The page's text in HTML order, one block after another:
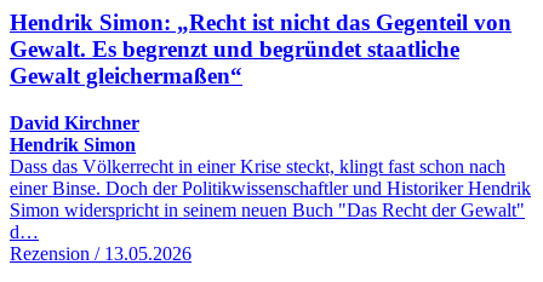
Hendrik Simon: „Recht ist nicht das Gegenteil von
Gewalt. Es begrenzt und begründet staatliche
Gewalt gleichermaßen“
David Kirchner
Hendrik Simon
Dass das Völkerrecht in einer Krise steckt, klingt fast schon nach
einer Binse. Doch der Politikwissenschaftler und Historiker Hendrik
Simon widerspricht in seinem neuen Buch "Das Recht der Gewalt"
d…
Rezension / 13.05.2026